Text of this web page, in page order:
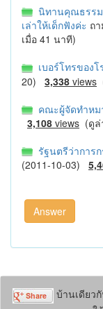
นิทานคุณธรรม
เล่าให้เด็กฟังค่ะ ถ
เมื่อ 41 นาที)
เบอร์โทรของ
20) 3,338 views
คณะผู้จัดทำหม
3,108 views (ดูล่
รัฐนตรีว่าการ
(2011-10-03)
บ้านเดียว